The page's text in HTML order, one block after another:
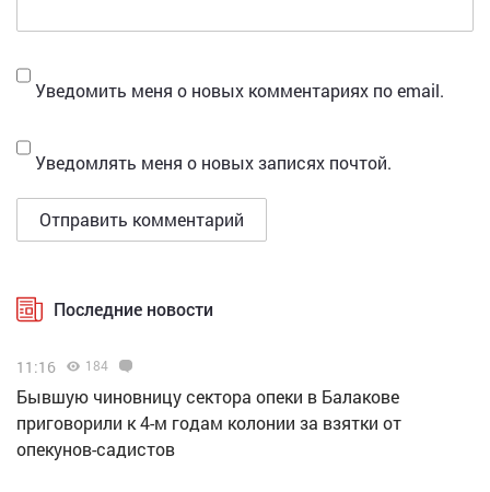
Уведомить меня о новых комментариях по email.
Уведомлять меня о новых записях почтой.
Последние новости
11:16 184
Бывшую чиновницу сектора опеки в Балакове
приговорили к 4-м годам колонии за взятки от
опекунов-садистов